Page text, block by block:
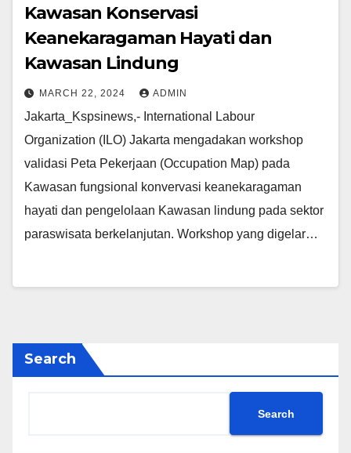
Kawasan Konservasi
Keanekaragaman Hayati dan
Kawasan Lindung
MARCH 22, 2024 ADMIN
Jakarta_Kspsinews,- International Labour
Organization (ILO) Jakarta mengadakan workshop
validasi Peta Pekerjaan (Occupation Map) pada
Kawasan fungsional konvervasi keanekaragaman
hayati dan pengelolaan Kawasan lindung pada sektor
paraswisata berkelanjutan. Workshop yang digelar…
Search
Search